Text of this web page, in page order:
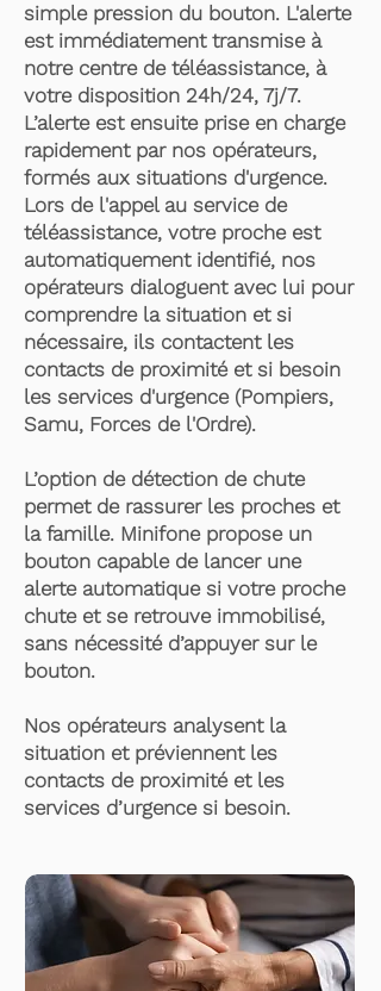
simple pression du bouton. L'alerte
est immédiatement transmise à
notre centre de téléassistance, à
votre disposition 24h/24, 7j/7.
L’alerte est ensuite prise en charge
rapidement par nos opérateurs,
formés aux situations d'urgence.
Lors de l'appel au service de
téléassistance, votre proche est
automatiquement identifié, nos
opérateurs dialoguent avec lui pour
comprendre la situation et si
nécessaire, ils contactent les
contacts de proximité et si besoin
les services d'urgence (Pompiers,
Samu, Forces de l'Ordre).
L’option de détection de chute
permet de rassurer les proches et
la famille. Minifone propose un
bouton capable de lancer une
alerte automatique si votre proche
chute et se retrouve immobilisé,
sans nécessité d’appuyer sur le
bouton.
Nos opérateurs analysent la
situation et préviennent les
contacts de proximité et les
services d’urgence si besoin.